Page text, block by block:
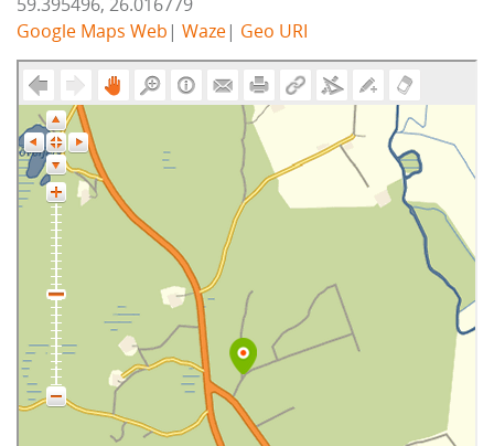
Google Maps Web | Waze| Geo URI